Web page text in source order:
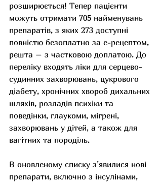
розширюється! Тепер пацієнти
можуть отримати 705 найменувань
препаратів, з яких 273 доступні
повністю безоплатно за е-рецептом,
решта – з частковою доплатою. До
переліку входять ліки для серцево-
судинних захворювань, цукрового
діабету, хронічних хвороб дихальних
шляхів, розладів психіки та
поведінки, глаукоми, мігрені,
захворювань у дітей, а також для
вагітних та породіль.
В оновленому списку з’явилися нові
препарати, включно з інсулінами,